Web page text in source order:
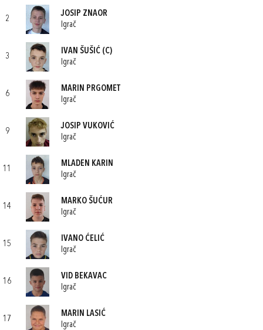
2
JOSIP ZNAOR
Igrač
3
IVAN ŠUŠIĆ (C)
Igrač
6
MARIN PRGOMET
Igrač
9
JOSIP VUKOVIĆ
Igrač
11
MLADEN KARIN
Igrač
14
MARKO ŠUĆUR
Igrač
15
IVANO ĆELIĆ
Igrač
16
VID BEKAVAC
Igrač
17
MARIN LASIĆ
Igrač